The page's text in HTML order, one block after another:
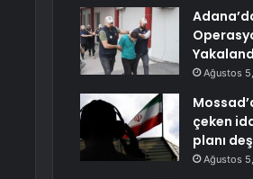
Ağustos
çeken
planı
Ağustos